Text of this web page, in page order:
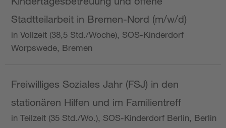
Stadtteilarbeit in Bremen-Nord (m/w/d)
in Vollzeit (38,5 Std./Woche), SOS-Kinderdorf
Worpswede, Bremen
Freiwilliges Soziales Jahr (FSJ) in den
stationären Hilfen und im Familientreff
in Teilzeit (35 Std./Wo.), SOS-Kinderdorf Berlin, Berlin